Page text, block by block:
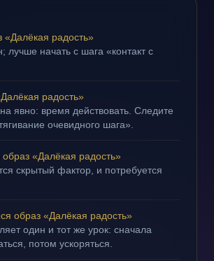
«Далёкая радость»
лучше начать с шага «контакт с
радость»
явно: время действовать. Следите
очевидного шага».
«Далёкая радость»
скрытый фактор, и потребуется
образ «Далёкая радость»
один и тот же урок: сначала
потом ускоряться.